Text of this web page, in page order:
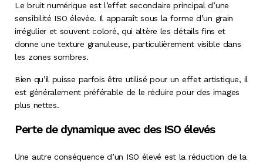
Le bruit numérique est l’effet secondaire principal d’une
sensibilité ISO élevée. Il apparaît sous la forme d’un grain
irrégulier et souvent coloré, qui altère les détails fins et
donne une texture granuleuse, particulièrement visible dans
les zones sombres.
Bien qu’il puisse parfois être utilisé pour un effet artistique, il
est généralement préférable de le réduire pour des images
plus nettes.
Perte de dynamique avec des ISO élevés
Une autre conséquence d’un ISO élevé est la réduction de la